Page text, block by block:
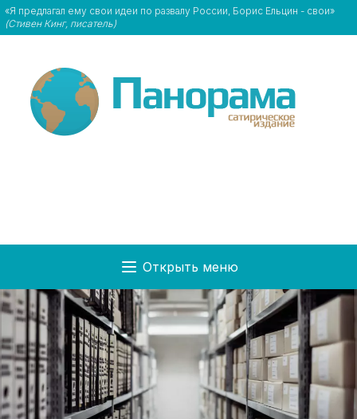
«Я предлагал ему свои идеи по развалу России, Борис Ельцин - свои»
(Стивен Кинг, писатель)
Открыть меню